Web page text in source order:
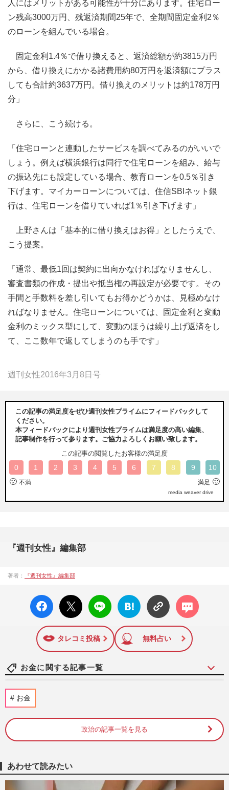
人にはメリットがある可能性が十分にあります。住宅ロー
ン残高3000万円、残返済期間25年で、全期間固定金利2％
のローンを組んでいる場合。
固定金利1.4％で借り換えると、返済総額が約3815万円
から、借り換えにかかる諸費用約80万円を返済額にプラス
しても合計約3637万円。借り換えのメリットは約178万円
分」
さらに、こう続ける。
「住宅ローンと連動したサービスを調べてみるのがいいで
しょう。例えば横浜銀行は同行で住宅ローンを組み、給与
の振込先にも設定している場合、教育ローンを0.5％引き
下げます。マイカーローンについては、住信SBIネット銀
行は、住宅ローンを借りていれば1％引き下げます」
上野さんは「基本的に借り換えはお得」としたうえで、
こう提案。
「通常、最低1回は契約に出向かなければなりませんし、
審査書類の作成・提出や抵当権の再設定が必要です。その
手間と手数料を差し引いてもお得かどうかは、見極めなけ
ればなりません。住宅ローンについては、固定金利と変動
金利のミックス型にして、変動のほうは繰り上げ返済をし
て、ここ数年で返してしまうのも手です」
週刊女性2016年3月8日号
この記事の満足度をぜひ週刊女性プライムにフィードバックして
ください。
本フィードバックにより週刊女性プライムは満足度の高い編集、
記事制作を行って参ります。ご協力よろしくお願い致します。
この記事の閲覧したお客様の満足度
0 1 2 3 4 5 6 7 8 9 10
🙁 不満 満足 🙂
media weaver drive
『週刊女性』編集部
著者： 『週刊女性』編集部
facebo
ok い
X ポス
ト
LINE
はてな
ブック
に追加
コメン
ト
タレコミ投稿 無料占い
お金に関する記事一覧
週刊女性PRIME 2026/8/5
30万円おトクに! 200銘柄保有の“達人主
婦”が伝授する投資のコツ
週刊女性2026年8月11日号
お金
政治の記事一覧を見る
あわせて読みたい